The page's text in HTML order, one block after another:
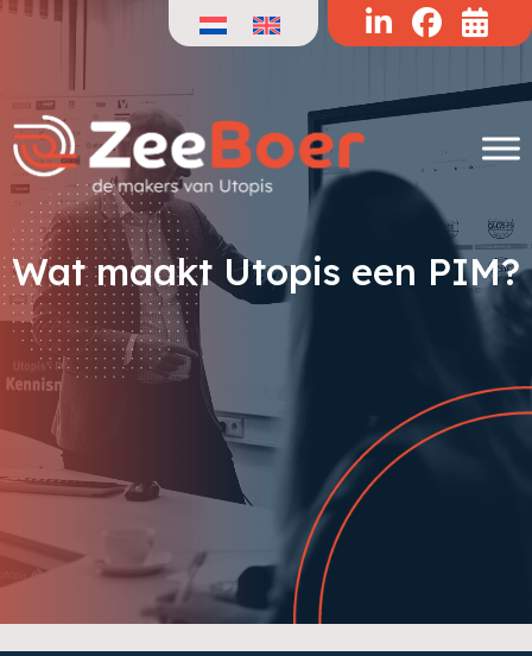
Doorgaan
inhoud
Wat maakt Utopis een PIM?